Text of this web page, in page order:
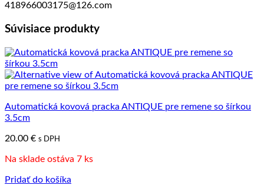
418966003175@126.com
Súvisiace produkty
Automatická kovová pracka ANTIQUE pre remene so šírkou
3.5cm
20.00 € s DPH
Na sklade ostáva 7 ks
Pridať do košíka